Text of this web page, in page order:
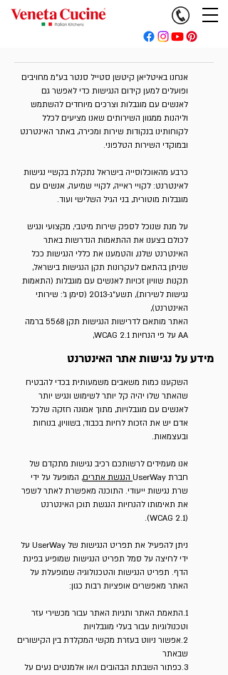
אנחנו באיטליאן קיטשן סטייל סנטר בע"מ מחויבים
ופועלים למען קידום הנגישות כדי לאפשר גם
לאנשים עם מוגבלות וצרכים מיוחדים להשתמש
וליהנות ממגוון השירותים שאנו מציעים לכלל
לקוחותינו בנקודות שירות ומכירה, באתר האינטרנט
ובמוקדי השירות הטלפוני.
כרבע מהאוכלוסייה בישראל נתקלת בקשיי נגישות
לאינטרנט: לקויי ראייה, לקויי שמיעה, אנשים עם
מוגבלות מוטורית, בני הגיל השלישי ועוד.
על מנת שנוכל לספק שירות מיטבי, מקצועי ונגיש
לכולם בצענו את ההתאמות הנדרשות באתר
האינטרנט שלנו, והטמענו את כללי הנגישות ככל
שניתן בהתאם לעקרונות תקן הנגישות בישראל,
תקנות שוויון זכויות לאנשים עם מוגבלות (התאמות
נגישות לשירות), תשע"ג-2013 (סימן ג': שירותי
האינטרנט),
האתר מותאם לדרישות הנגישות תקן 5568 ברמה
AA על פי הנחיות WCAG 2.1,
מידע על נגישות אתר האינטרנט
השקענו כמות משאבים משמעותית בכדי להבטיח
שהאתר שלו יהיה קל יותר לשימוש ונגיש יותר
לאנשים עם מוגבלויות, מתוך אמונה חזקה שלכל
אדם יש את הזכות לחיות בכבוד, בשוויון, בנוחות
ובעצמאות.
אנו מעמידים לרשותכם רכיב נגישות מתקדם של
חברת UserWay
הנגשת אתרים, המופעל על ידי
שרת נגישות ייעודי. התוכנה מאפשרת לאתר לשפר
את תאימותו להנחיות הנגשת תוכן האינטרנט
(WCAG 2.1).
ניתן להפעיל את תפריט הנגישות של UserWay על
ידי לחיצה על סמל תפריט הנגישות שמופיע בפינת
הדף. תפריט הנגישות והטכנולוגיה שמופעלת על
האתר מאפשרים אופציות רבות כגון:
1.התאמת האתר ותגיות האתר עבור מכשירי עזר
וטכנולוגיות עבור בעלי מוגבלויות
2.אפשור ניווט בעזרת מקשי המקלדת בין הקישורים
שבאתר
3.כפתור השבתת הבהובים ו/או אלמנטים נעים על